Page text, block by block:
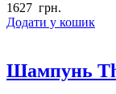
1627 грн.
Додати у кошик
Шампунь